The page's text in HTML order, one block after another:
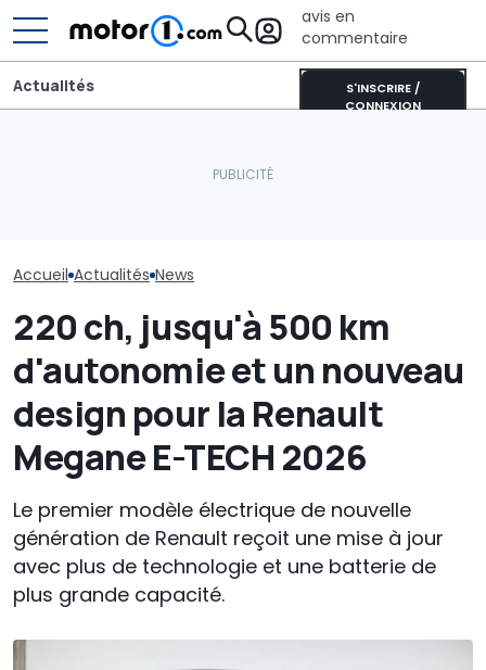
avis en
commentaire
S'INSCRIRE /
CONNEXION
Actualités
Accueil Actualités News
220 ch, jusqu'à 500 km
d'autonomie et un nouveau
design pour la Renault
Megane E-TECH 2026
Le premier modèle électrique de nouvelle
génération de Renault reçoit une mise à jour
avec plus de technologie et une batterie de
plus grande capacité.